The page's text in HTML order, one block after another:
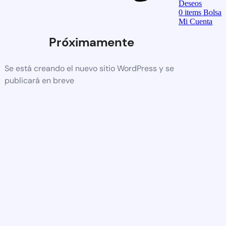
Próximamente
Se está creando el nuevo sitio WordPress y se
publicará en breve
Deseos
0items Bolsa
Mi Cuenta